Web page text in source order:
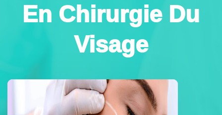
En Chirurgie Du
Visage